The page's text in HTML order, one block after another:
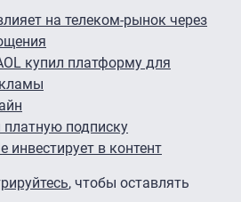
на телеком-рынок через
купил платформу для
платную подписку
инвестирует в контент
, чтобы оставлять